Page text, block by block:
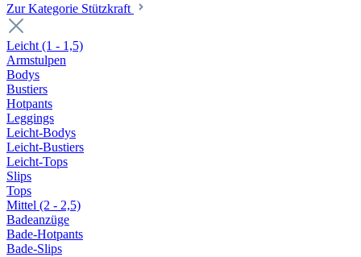
Zur Kategorie Stützkraft
Leicht (1 - 1,5)
Armstulpen
Bodys
Bustiers
Hotpants
Leggings
Leicht-Bodys
Leicht-Bustiers
Leicht-Tops
Slips
Tops
Mittel (2 - 2,5)
Badeanzüge
Bade-Hotpants
Bade-Slips